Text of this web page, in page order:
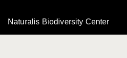
Naturalis Biodiversity Center